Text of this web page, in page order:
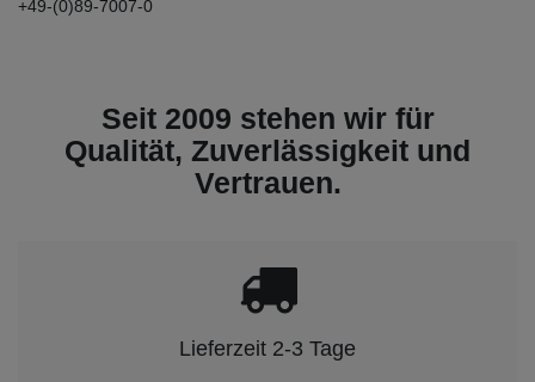
+49-(0)89-7007-0
Seit 2009 stehen wir für
Qualität, Zuverlässigkeit und
Vertrauen.
Lieferzeit 2-3 Tage